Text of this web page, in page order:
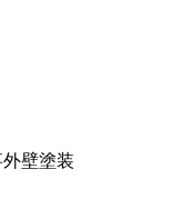
外壁塗装